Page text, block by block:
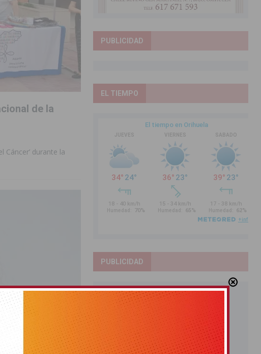
de la
Cáncer’ durante la
PUBLICIDAD
EL TIEMPO
PUBLICIDAD